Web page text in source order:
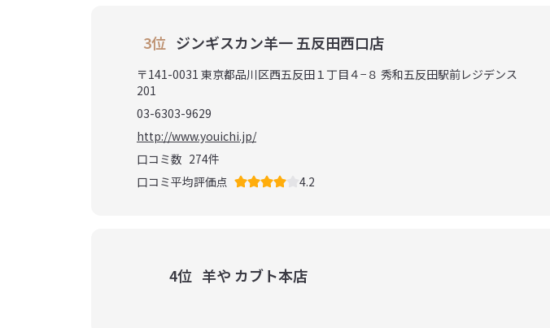
3位 ジンギスカン羊一 五反田西口店
〒141-0031 東京都品川区西五反田１丁目４−８ 秀和五反田駅前レジデンス
201
03-6303-9629
http://www.youichi.jp/
口コミ数 274件
口コミ平均評価点
4.2
4位 羊や カブト本店